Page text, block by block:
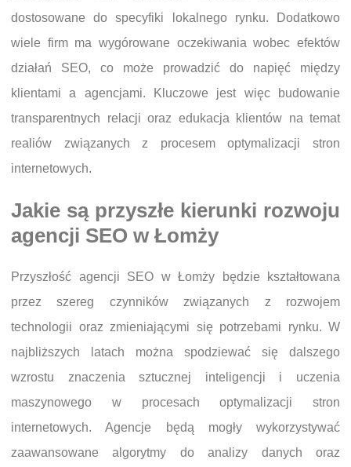
dostosowane do specyfiki lokalnego rynku. Dodatkowo
wiele firm ma wygórowane oczekiwania wobec efektów
działań SEO, co może prowadzić do napięć między
klientami a agencjami. Kluczowe jest więc budowanie
transparentnych relacji oraz edukacja klientów na temat
realiów związanych z procesem optymalizacji stron
internetowych.
Jakie są przyszłe kierunki rozwoju
agencji SEO w Łomży
Przyszłość agencji SEO w Łomży będzie kształtowana
przez szereg czynników związanych z rozwojem
technologii oraz zmieniającymi się potrzebami rynku. W
najbliższych latach można spodziewać się dalszego
wzrostu znaczenia sztucznej inteligencji i uczenia
maszynowego w procesach optymalizacji stron
internetowych. Agencje będą mogły wykorzystywać
zaawansowane algorytmy do analizy danych oraz